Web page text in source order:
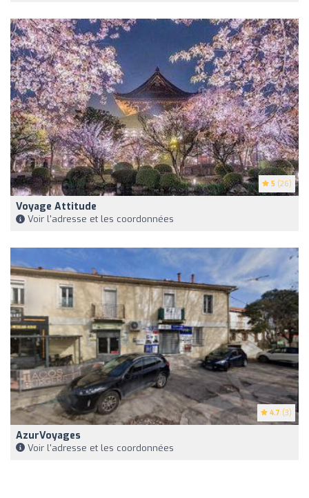
5 (26)
Voyage Attitude
Voir l'adresse et les coordonnées
4.7 (3)
AzurVoyages
Voir l'adresse et les coordonnées